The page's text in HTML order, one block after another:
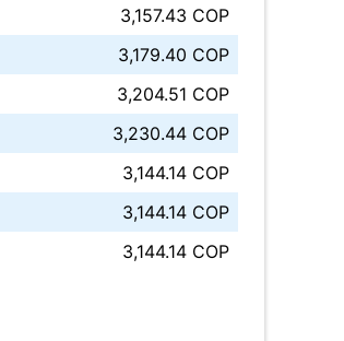
3,157.43 COP
3,179.40 COP
3,204.51 COP
3,230.44 COP
3,144.14 COP
3,144.14 COP
3,144.14 COP